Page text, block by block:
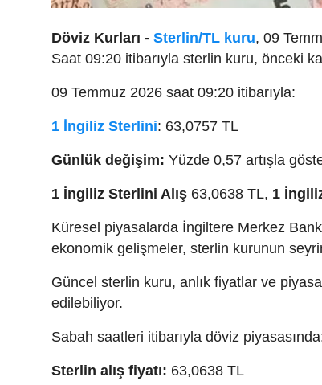
Döviz Kurları - Sterlin/TL kuru, 09
Saat 09:20 itibarıyla sterlin kuru, önceki
09 Temmuz 2026 saat 09:20 itibarıyla:
1 İngiliz Sterlini: 63,0757 TL
Günlük değişim: Yüzde 0,57 artışla
1 İngiliz Sterlini Alış 63,0638 TL, 1
Küresel piyasalarda İngiltere Merkez
ekonomik gelişmeler, sterlin kurunun
Güncel sterlin kuru, anlık fiyatlar ve
edilebiliyor.
Sabah saatleri itibarıyla döviz
Sterlin alış fiyatı: 63,0638 TL